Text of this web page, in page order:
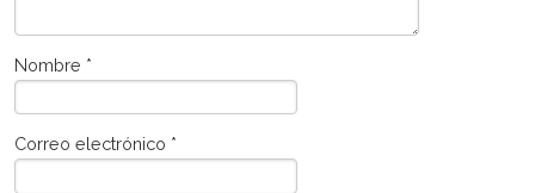
Nombre *
Correo electrónico *